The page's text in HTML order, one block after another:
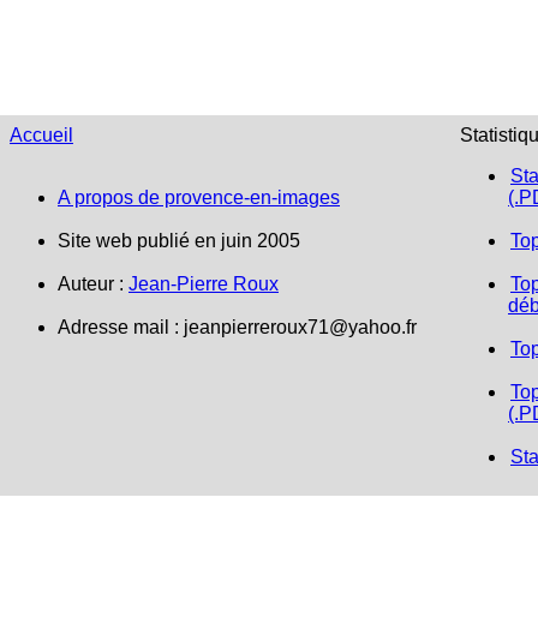
Accueil
A propos de provence-en-images
Site web publié en juin 2005
Auteur : Jean-Pierre Roux
Adresse mail : jeanpierreroux71@yahoo.fr